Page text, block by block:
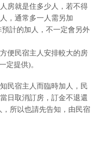
房就是住多少人，若不得
，通常多一人需另加
計的加人，不一定會另外
便民宿主人安排較大的房
定提供)。
民宿主人而臨時加人，民
日取消訂房，訂金不退還
所以也請先告知，由民宿